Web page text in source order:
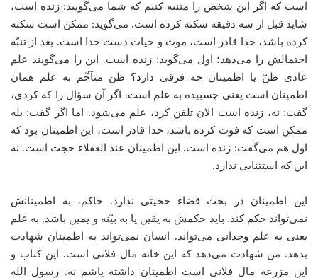
است که اگر این شخص را متنبه کنیم که شما می‌گویید: زنده است،
شاید قبل از سه دقیقه سکته کرده است. می‌گوید: ممکن است سکته
کرده باشد، خدا قادر است، موت و حیات دست خدا است. بعد از تنبّه
احتمالش را می‌دهد؛ اول می‌گوید: زنده است. این را می‌گویند علم
عادی ظنّ یا اطمینان چه فرقی دارد؟ ظن متآخّم به علم همان
اطمینان است یعنی چسبیده به علم است. اگر آن سؤال را که کردی،
گفت: نه، زنده است الان تلفن کرد، علم می‌شود. اما اگر گفت: بله
ممکن است که فوت کرده باشد، خدا قادر است، این اطمینان بود که
اول هم می‌گفت: زنده است. این اطمینان عند العقلاء حجت است. نه
این که استثنایی ندارد.
این اطمینان در بحث قضاء حجیتی ندارد. حاکم، به اطمینانش
نمی‌تواند حکم کند. باید حکمش به یقین یا به بیّنه و یمین باشد. به علم
یعنی به علم وجدانی می‌تواند. انسان نمی‌تواند به اطمینان شهادت
بدهد. من شهادت می‌دهد که این خانه مال فلانی است. این کتاب و
این مزرعه مال فلانی است اطمینان داشته باشم نه. رسول الله